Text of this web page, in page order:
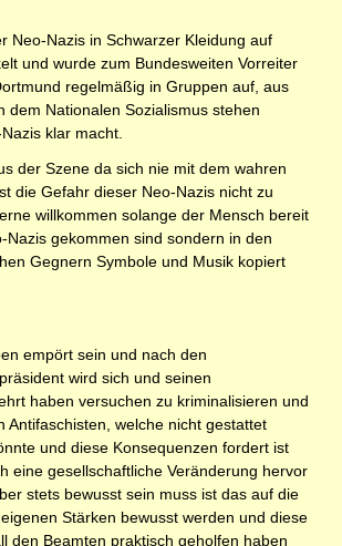
Neo-Nazis in Schwarzer Kleidung auf
und wurde zum Bundesweiten Vorreiter
regelmäßig in Gruppen auf, aus
Nationalen Sozialismus stehen
klar macht.
der Szene da sich nie mit dem wahren
die Gefahr dieser Neo-Nazis nicht zu
willkommen solange der Mensch bereit
gekommen sind sondern in den
Gegnern Symbole und Musik kopiert
empört sein und nach den
wird sich und seinen
haben versuchen zu kriminalisieren und
welche nicht gestattet
und diese Konsequenzen fordert ist
eine gesellschaftliche Veränderung hervor
stets bewusst sein muss ist das auf die
Stärken bewusst werden und diese
den Beamten praktisch geholfen haben